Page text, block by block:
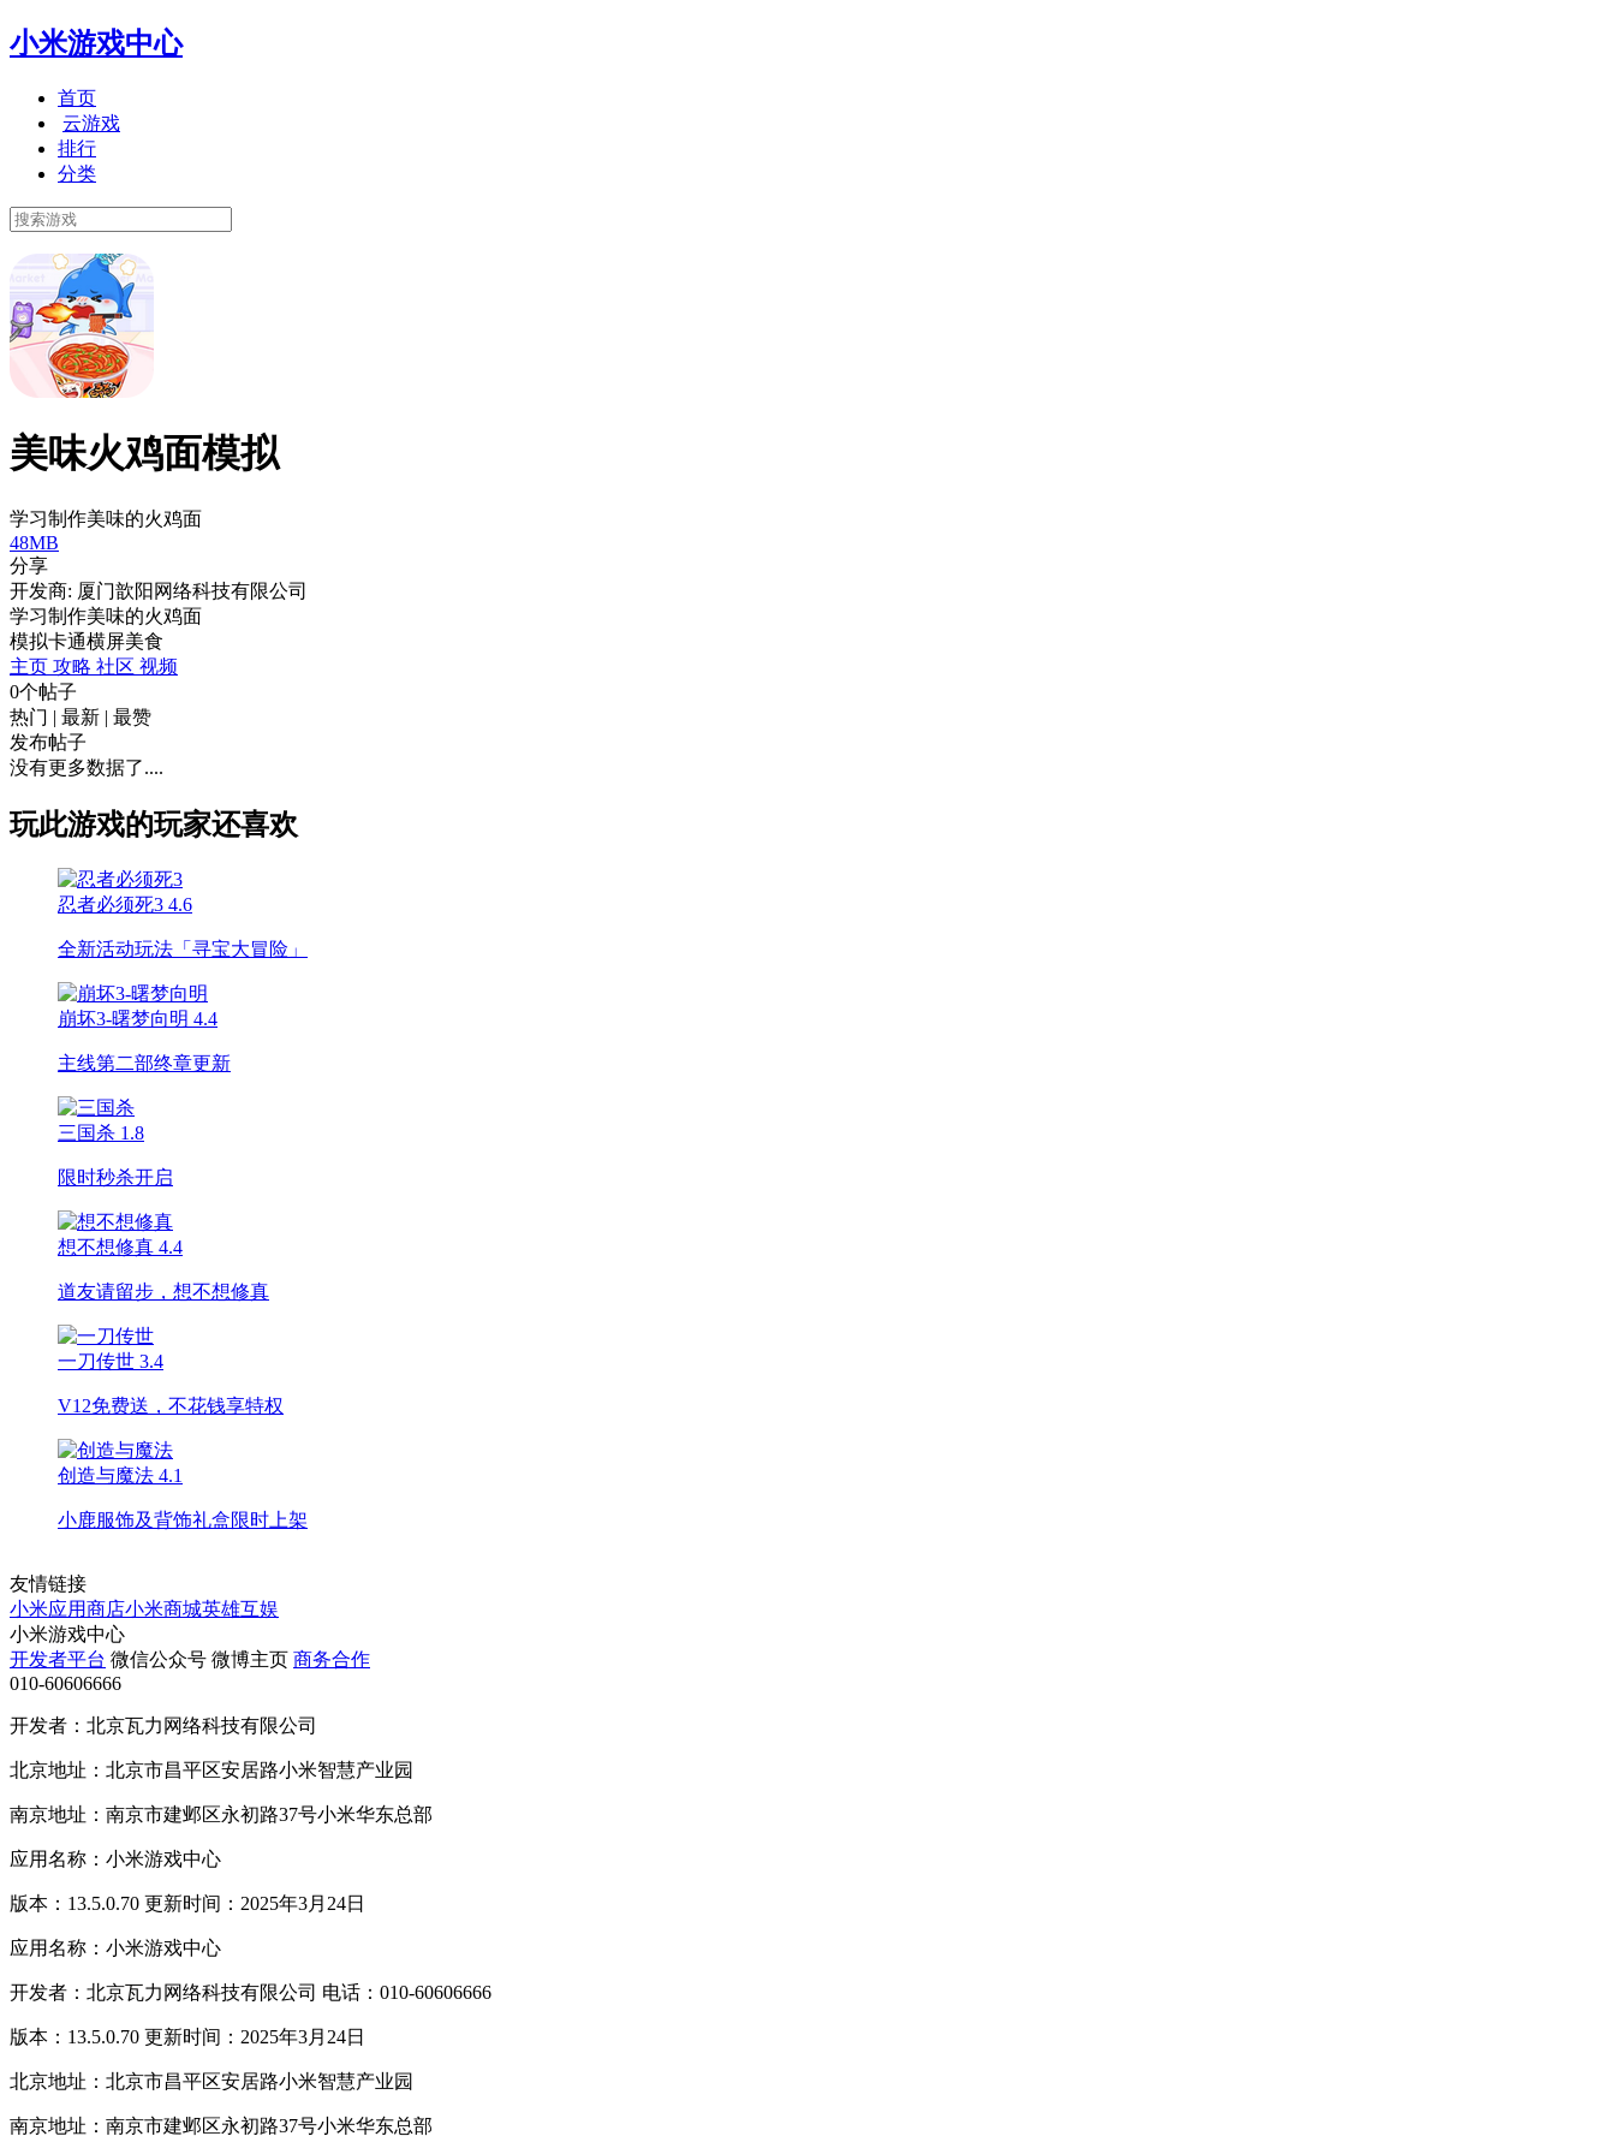
小米游戏中心
首页
云游戏
排行
分类
美味火鸡面模拟
学习制作美味的火鸡面
48MB
分享
开发商: 厦门歆阳网络科技有限公司
学习制作美味的火鸡面
模拟卡通横屏美食
主页 攻略 社区 视频
0个帖子
热门 | 最新 | 最赞
发布帖子
没有更多数据了....
玩此游戏的玩家还喜欢
忍者必须死3 4.6
全新活动玩法「寻宝大冒险」
崩坏3-曙梦向明 4.4
主线第二部终章更新
三国杀 1.8
限时秒杀开启
想不想修真 4.4
道友请留步，想不想修真
一刀传世 3.4
V12免费送，不花钱享特权
创造与魔法 4.1
小鹿服饰及背饰礼盒限时上架
友情链接
小米应用商店小米商城英雄互娱
小米游戏中心
开发者平台 微信公众号 微博主页 商务合作
010-60606666
开发者：北京瓦力网络科技有限公司
北京地址：北京市昌平区安居路小米智慧产业园
南京地址：南京市建邺区永初路37号小米华东总部
应用名称：小米游戏中心
版本：13.5.0.70 更新时间：2025年3月24日
应用名称：小米游戏中心
开发者：北京瓦力网络科技有限公司 电话：010-60606666
版本：13.5.0.70 更新时间：2025年3月24日
北京地址：北京市昌平区安居路小米智慧产业园
南京地址：南京市建邺区永初路37号小米华东总部